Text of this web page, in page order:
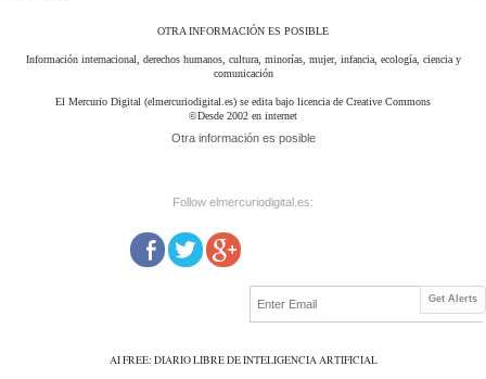
OTRA INFORMACIÓN ES POSIBLE
Información internacional, derechos humanos, cultura, minorías, mujer, infancia, ecología, ciencia y
comunicación
El Mercurio Digital (elmercuriodigital.es) se edita bajo licencia de Creative Commons
©Desde 2002 en internet
Otra información es posible
Follow elmercuriodigital.es:
Get Alerts
AI FREE: DIARIO LIBRE DE INTELIGENCIA ARTIFICIAL